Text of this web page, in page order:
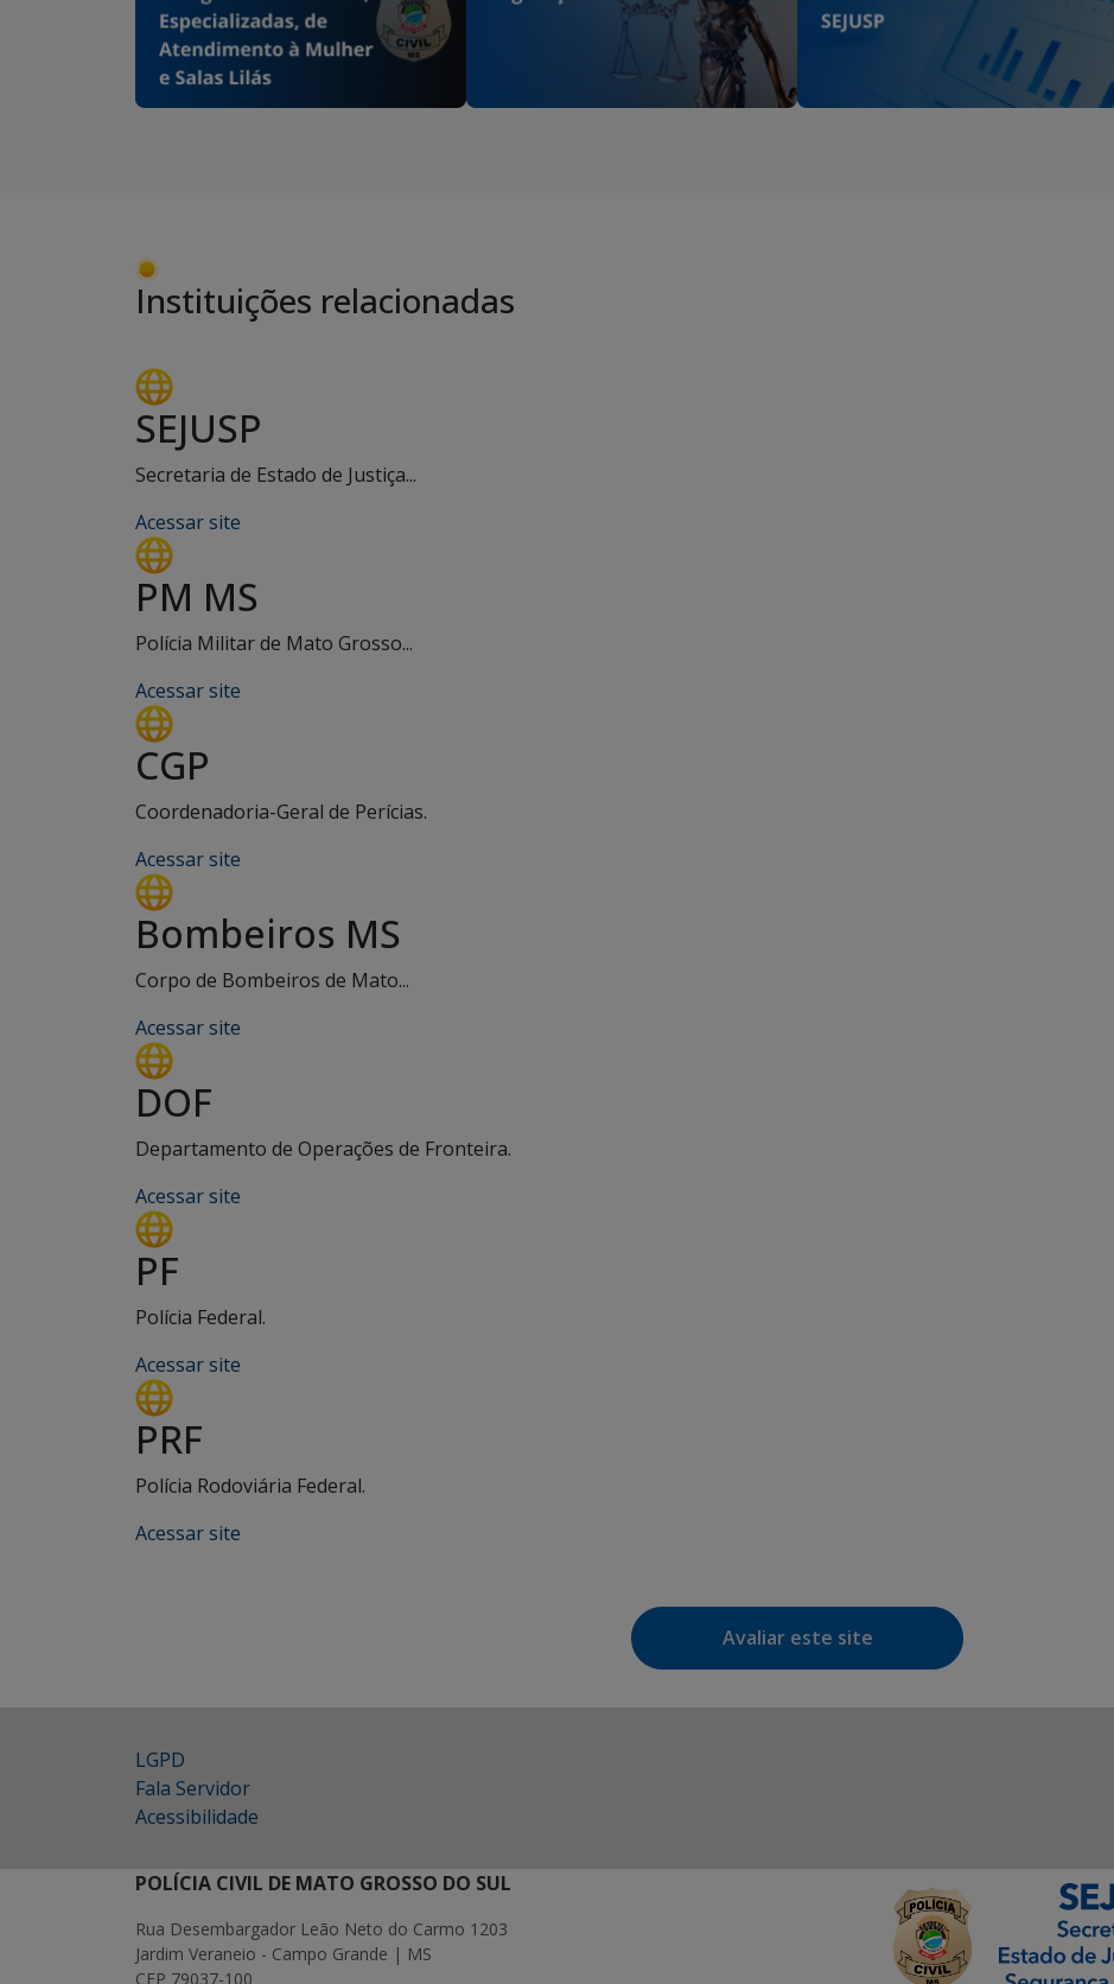
Instituições relacionadas
SEJUSP
Secretaria de Estado de Justiça...
Acessar site
PM MS
Polícia Militar de Mato Grosso...
Acessar site
CGP
Coordenadoria-Geral de Perícias.
Acessar site
Bombeiros MS
Corpo de Bombeiros de Mato...
Acessar site
DOF
Departamento de Operações de Fronteira.
Acessar site
PF
Polícia Federal.
Acessar site
PRF
Polícia Rodoviária Federal.
Acessar site
Avaliar este site
LGPD
Fala Servidor
Acessibilidade
POLÍCIA CIVIL DE MATO GROSSO DO SUL
Rua Desembargador Leão Neto do Carmo 1203
Jardim Veraneio - Campo Grande | MS
CEP 79037-100